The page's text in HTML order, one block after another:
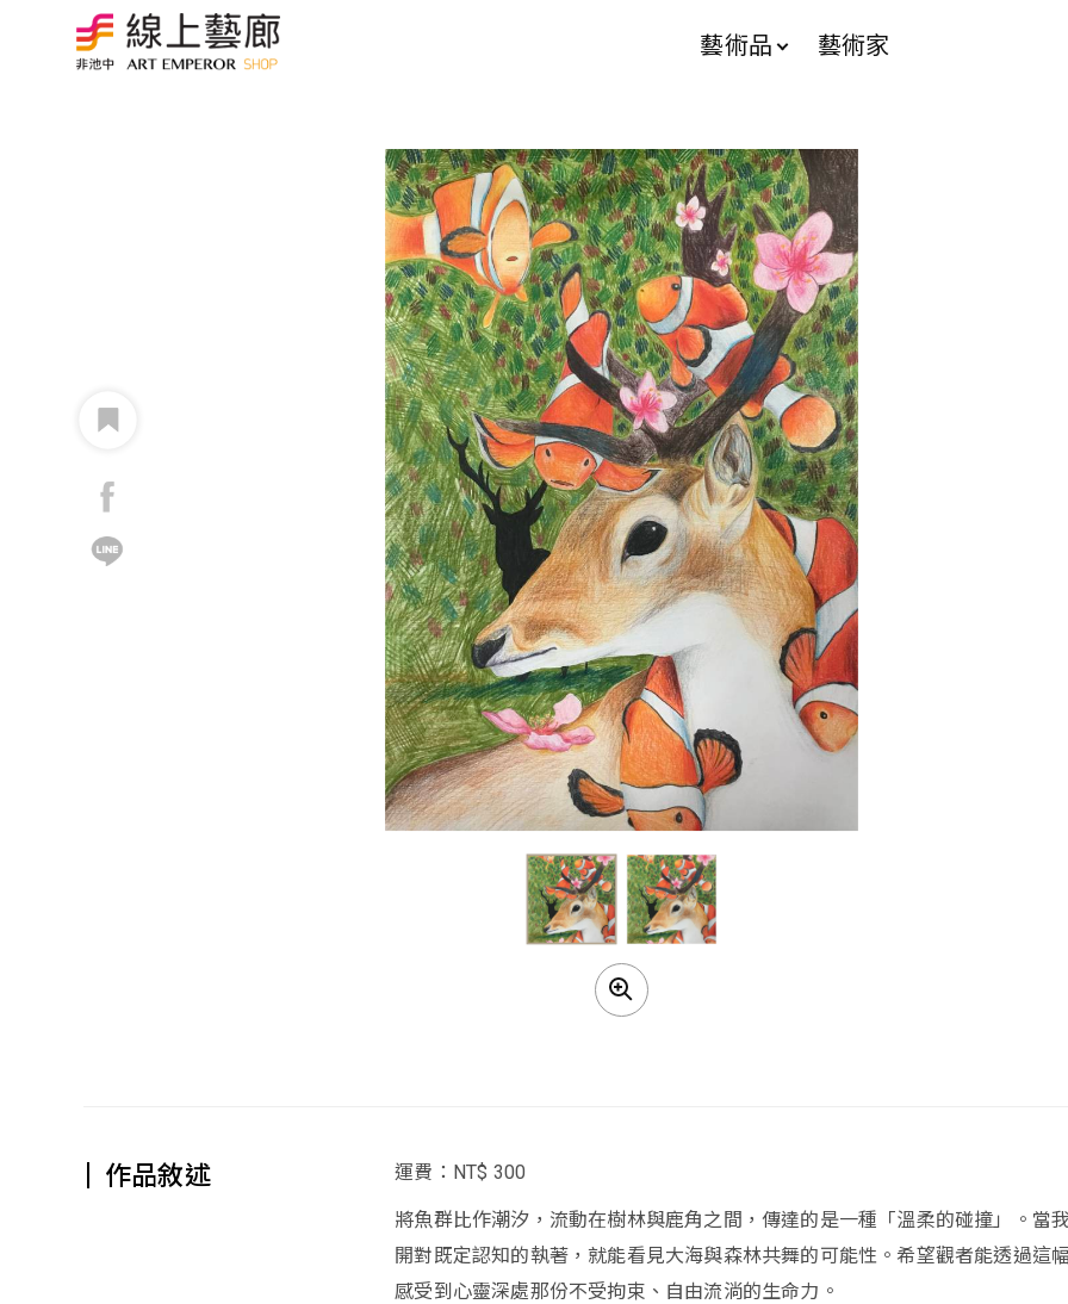
藝術品 藝術家
作品敘述 運費：NT$ 300
將魚群比作潮汐，流動在樹林與鹿角之間，傳達的是一種「溫柔的碰撞」。當
開對既定認知的執著，就能看見大海與森林共舞的可能性。希望觀者能透過這幅
感受到心靈深處那份不受拘束、自由流淌的生命力。